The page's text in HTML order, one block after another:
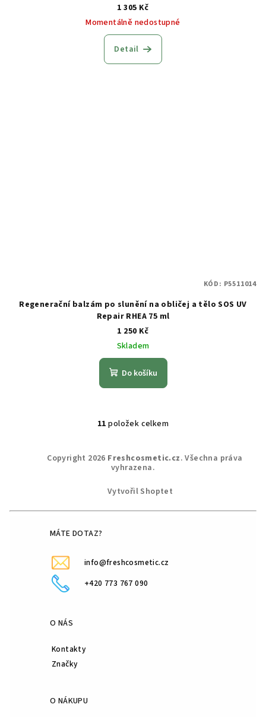
1 305 Kč
Momentálně nedostupné
Detail
Regenerační balzám po slunění na obličej a tělo SOS UV
Repair RHEA 75 ml
1 250 Kč
Skladem
Do košíku
KÓD: P5511014
O
l
á
d
a
c
v
k
11 položek celkem
Copyright 2026 Freshcosmetic.cz. Všechna práva
vyhrazena.
Vytvořil Shoptet
MÁTE DOTAZ?
info@freshcosmetic.cz
+420 773 767 090
O NÁS
Kontakty
Značky
O NÁKUPU